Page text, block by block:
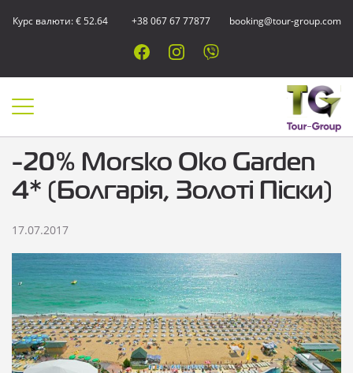
Курс валюти: € 52.64 +38 067 67 77877 booking@tour-group.com
-20% Morsko Oko Garden
4* (Болгарія, Золоті Піски)
17.07.2017